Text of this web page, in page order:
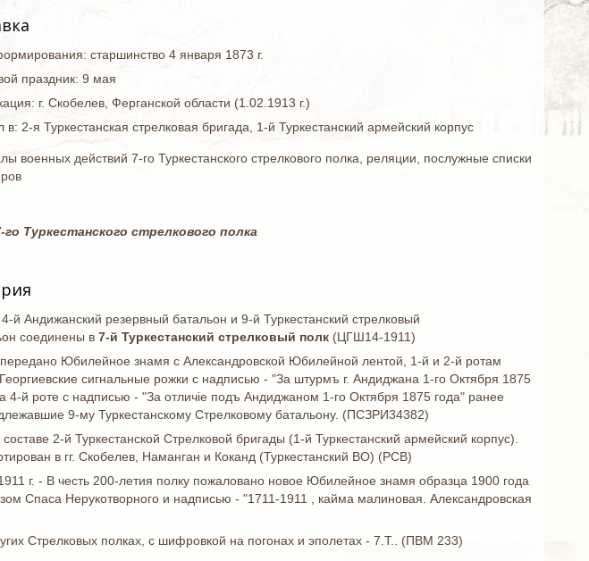
старшинство 4 января 1873 г.
праздник: 9 мая
г. Скобелев, Ферганской области (1.02.1913 г.)
в: 2-я Туркестанская стрелковая бригада, 1-й Туркестанский армейский корпус
военных действий 7-го Туркестанского стрелкового полка, реляции, послужные списки
го Туркестанского стрелкового полка
й Андижанский резервный батальон и 9-й Туркестанский стрелковый
соединены в 7-й Туркестанский стрелковый полк (ЦГШ14-1911)
Юбилейное знамя с Александровской Юбилейной лентой, 1-й и 2-й ротам
сигнальные рожки с надписью - "За штурмъ г. Андиджана 1-го Октября 1875
4-й роте с надписью - "За отличiе подъ Андиджаном 1-го Октября 1875 года" ранее
9-му Туркестанскому Стрелковому батальону. (ПСЗРИ34382)
2-й Туркестанской Стрелковой бригады (1-й Туркестанский армейский корпус).
в гг. Скобелев, Наманган и Коканд (Туркестанский ВО) (РСВ)
г. - В честь 200-летия полку пожаловано новое Юбилейное знамя образца 1900 года
Спаса Нерукотворного и надписью - "1711-1911 , кайма малиновая. Александровская
Стрелковых полках, с шифровкой на погонах и эполетах - 7.Т.. (ПВМ 233)